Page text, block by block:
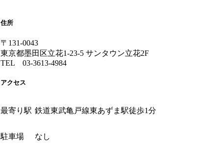
住所
〒131-0043
東京都墨田区立花1-23-5 サンタウン立花2F
TEL 03-3613-4984
アクセス
最寄り駅 鉄道東武亀戸線東あずま駅徒歩1分
駐車場 なし